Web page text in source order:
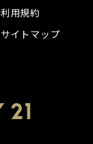
利用規約
サイトマップ